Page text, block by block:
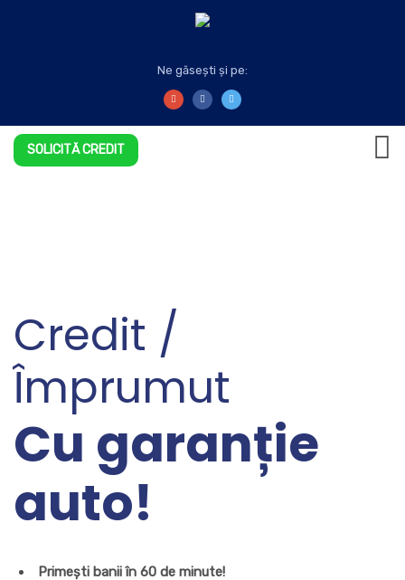
Ne găsești și pe:
SOLICITĂ CREDIT
Credit /
Împrumut
Cu garanție
auto!
Primești banii în 60 de minute!